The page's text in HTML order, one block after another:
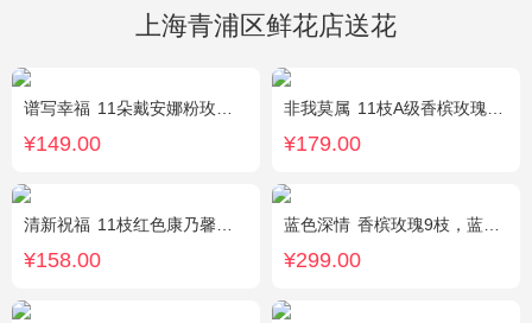
上海青浦区鲜花店送花
谱写幸福 11朵戴安娜粉玫瑰，搭配适量情人草装饰
¥149.00
非我莫属 11枝A级香槟玫瑰，间插黄英、满天星，另加2只可爱小熊公仔（小熊以实物为准）。
¥179.00
清新祝福 11枝红色康乃馨，搭配黄莺栀子叶适量
¥158.00
蓝色深情 香槟玫瑰9枝，蓝绣球1枝，向日葵3枝，白色洋桔梗、大叶尤加利搭配
¥299.00